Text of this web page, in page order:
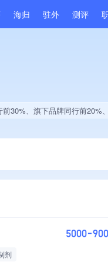
海归 驻外 测评
品牌同行前20%、A级纳税人、多产业布局、
5000-
剂